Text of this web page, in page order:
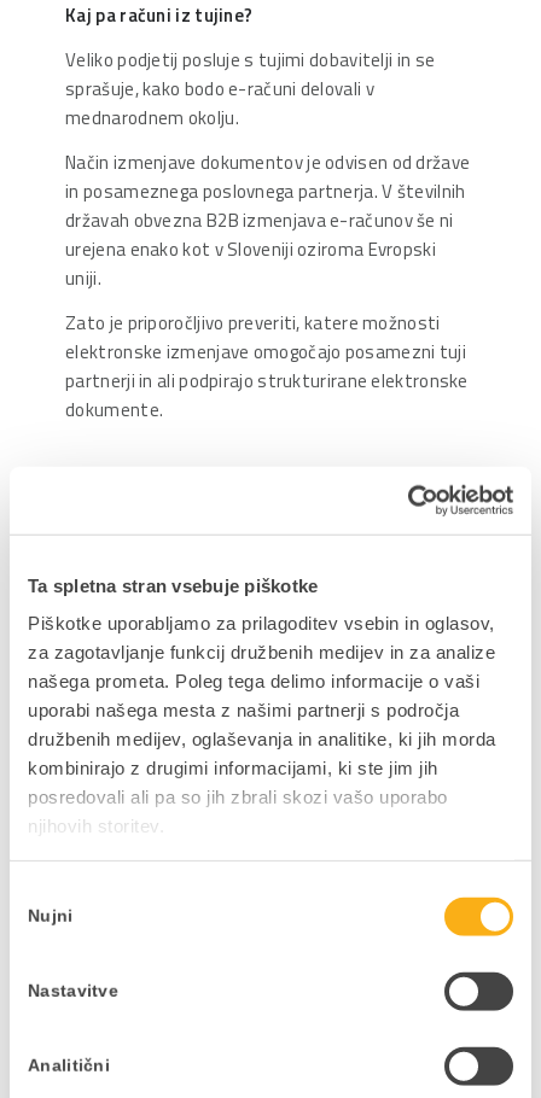
Ta spletna stran vsebuje piškotke
Piškotke uporabljamo za prilagoditev vsebin in oglasov,
za zagotavljanje funkcij družbenih medijev in za analize
našega prometa. Poleg tega delimo informacije o vaši
uporabi našega mesta z našimi partnerji s področja
družbenih medijev, oglaševanja in analitike, ki jih morda
kombinirajo z drugimi informacijami, ki ste jim jih
posredovali ali pa so jih zbrali skozi vašo uporabo
njihovih storitev.
soglasja
Nujni
Nastavitve
Analitični
Kaj pa računi iz tujine?
Veliko podjetij posluje s tujimi dobavitelji in se
sprašuje, kako bodo e-računi delovali v
mednarodnem okolju.
Način izmenjave dokumentov je odvisen od države
in posameznega poslovnega partnerja. V številnih
državah obvezna B2B izmenjava e-računov še ni
urejena enako kot v Sloveniji oziroma Evropski
uniji.
Zato je priporočljivo preveriti, katere možnosti
elektronske izmenjave omogočajo posamezni tuji
partnerji in ali podpirajo strukturirane elektronske
dokumente.
»To bomo uredili tik pred uvedbo.«
Prav pozna priprava je najpogostejši razlog za
težave pri uvajanju novih procesov.
»E-račune lahko pošiljamo samo uporabnikom
istega sistema.«
Ne drži. Ponudniki elektronske izmenjave
omogočajo povezovanje med različnimi sistemi in
omrežji.
»Prehod zadeva samo računovodstvo.«
administracijo in vodstvo podjetja, saj posega v
celoten tok dokumentacije.
»Gre samo za tehnično nastavitev.«